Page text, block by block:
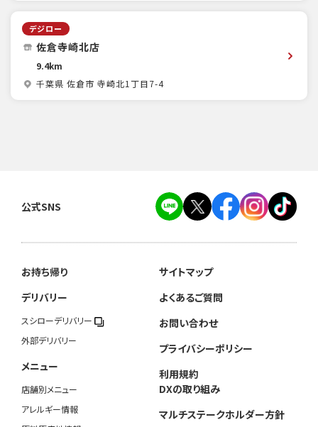
デジロー
佐倉寺崎北店
9.4km
千葉県 佐倉市 寺崎北1丁目7-4
公式SNS
お持ち帰り
デリバリー
スシローデリバリー
外部デリバリー
メニュー
店舗別メニュー
アレルギー情報
サイトマップ
よくあるご質問
お問い合わせ
プライバシーポリシー
利用規約
DXの取り組み
マルチステークホルダー方針